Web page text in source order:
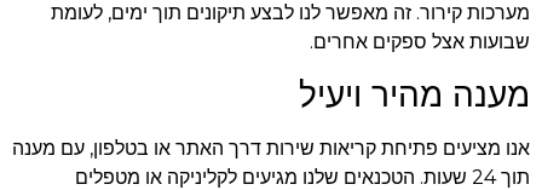
מערכות קירור. זה מאפשר לנו לבצע תיקונים תוך ימים, לעומת
שבועות אצל ספקים אחרים.
מענה מהיר ויעיל
אנו מציעים פתיחת קריאות שירות דרך האתר או בטלפון, עם מענה
תוך 24 שעות. הטכנאים שלנו מגיעים לקליניקה או מטפלים